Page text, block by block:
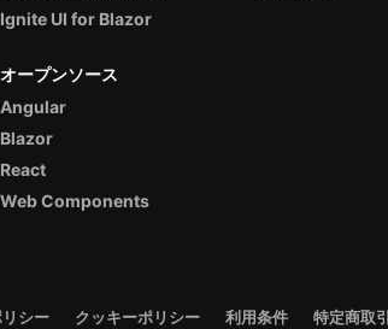
Ignite UI for Blazor
オープンソース
Angular
Blazor
React
Web Components
シー クッキーポリシー 利用条件 特定商取